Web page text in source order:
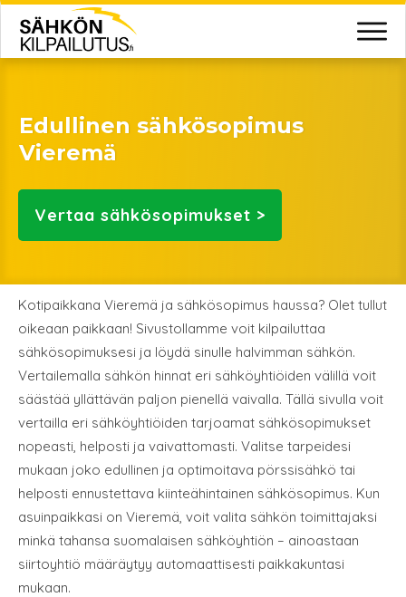
Edullinen sähkösopimus
Vieremä
Vertaa sähkösopimukset >
Kotipaikkana Vieremä ja sähkösopimus haussa? Olet tullut
oikeaan paikkaan! Sivustollamme voit kilpailuttaa
sähkösopimuksesi ja löydä sinulle halvimman sähkön.
Vertailemalla sähkön hinnat eri sähköyhtiöiden välillä voit
säästää yllättävän paljon pienellä vaivalla. Tällä sivulla voit
vertailla eri sähköyhtiöiden tarjoamat sähkösopimukset
nopeasti, helposti ja vaivattomasti. Valitse tarpeidesi
mukaan joko edullinen ja optimoitava pörssisähkö tai
helposti ennustettava kiinteähintainen sähkösopimus. Kun
asuinpaikkasi on Vieremä, voit valita sähkön toimittajaksi
minkä tahansa suomalaisen sähköyhtiön – ainoastaan
siirtoyhtiö määräytyy automaattisesti paikkakuntasi
mukaan.